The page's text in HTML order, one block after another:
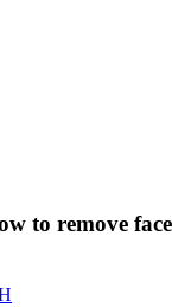
to remove face